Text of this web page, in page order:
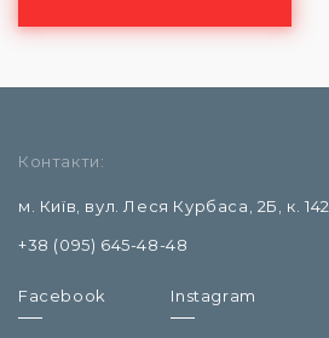
Контакти:
м. Київ, вул. Леся Курбаса, 2Б, к. 142
+38 (095) 645-48-48
Facebook Instagram